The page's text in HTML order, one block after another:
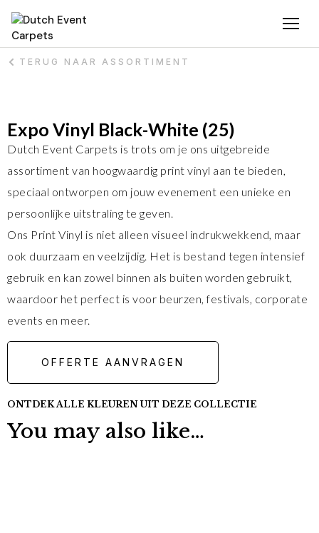
TERUG NAAR ASSORTIMENT
Expo Vinyl Black-White (25)
Dutch Event Carpets is trots om je ons uitgebreide
assortiment van hoogwaardig print vinyl aan te bieden,
speciaal ontworpen om jouw evenement een unieke en
persoonlijke uitstraling te geven.
Ons Print Vinyl is niet alleen visueel indrukwekkend, maar
ook duurzaam en veelzijdig. Het is bestand tegen intensief
gebruik en kan zowel binnen als buiten worden gebruikt,
waardoor het perfect is voor beurzen, festivals, corporate
events en meer.
OFFERTE AANVRAGEN
ONTDEK ALLE KLEUREN UIT DEZE COLLECTIE
You may also like…